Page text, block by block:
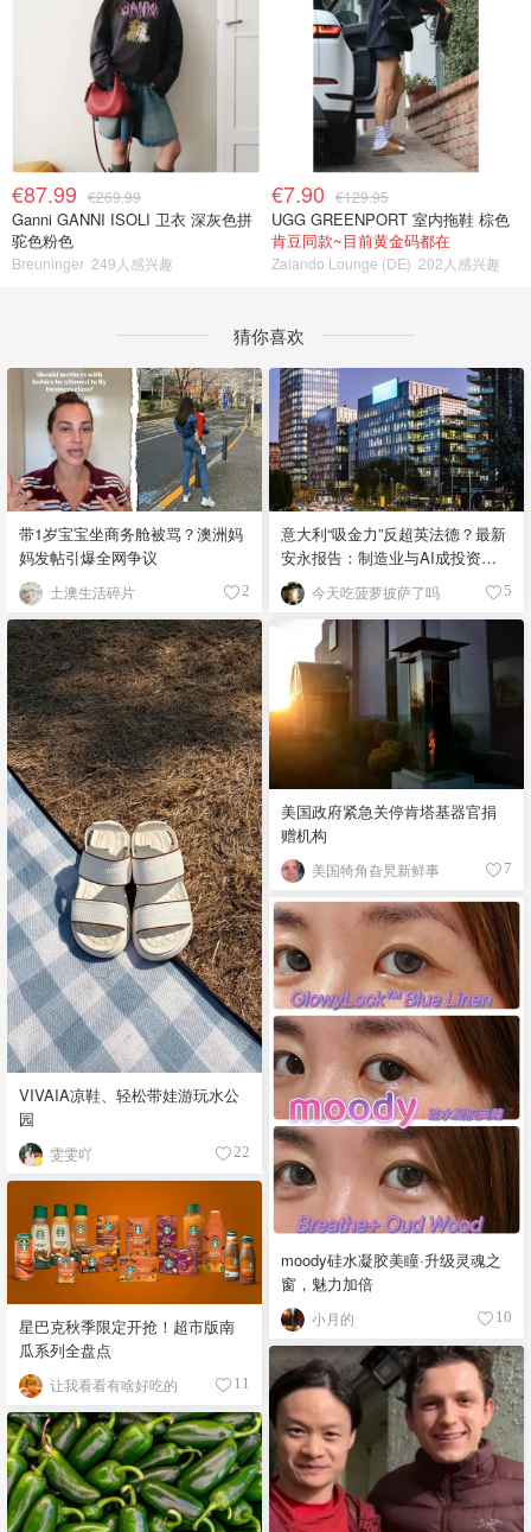
€87.99 €269.99
Ganni GANNI ISOLI 卫衣 深灰色拼
驼色粉色
Breuninger 249人感兴趣
€7.90 €129.95
UGG GREENPORT 室内拖鞋 棕色
肯豆同款~目前黄金码都在
Zalando Lounge (DE) 202人感兴趣
猜你喜欢
带1岁宝宝坐商务舱被骂？澳洲妈
妈发帖引爆全网争议
土澳生活碎片 2
意大利“吸金力”反超英法德？最新
安永报告：制造业与AI成投资新
宠！ 今天吃菠萝披萨了吗 5
VIVAIA凉鞋、轻松带娃游玩水公
园
雯雯吖 22
美国政府紧急关停肯塔基器官捐
赠机构
美国犄角旮旯新鲜事 7
moody硅水凝胶美瞳·升级灵魂之
窗，魅力加倍
小月的 10
星巴克秋季限定开抢！超市版南
瓜系列全盘点
让我看看有啥好吃的 11